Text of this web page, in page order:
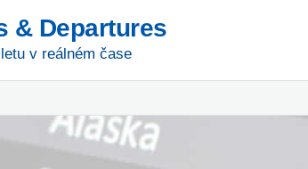
& Departures
v reálném čase